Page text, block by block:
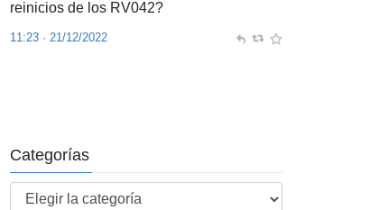
contribuyenteseldiario.es/1_93ff47?
utm_c… vía@eldiarioes
Categorías
Categorías